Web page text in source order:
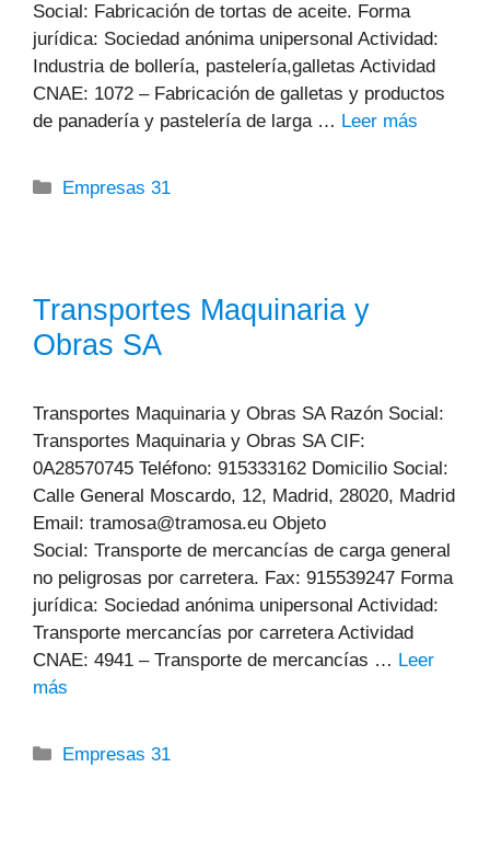
Social: Fabricación de tortas de aceite. Forma
jurídica: Sociedad anónima unipersonal Actividad:
Industria de bollería, pastelería,galletas Actividad
CNAE: 1072 – Fabricación de galletas y productos
de panadería y pastelería de larga … Leer más
Categorías
Empresas 31
Transportes Maquinaria y
Obras SA
Transportes Maquinaria y Obras SA Razón Social:
Transportes Maquinaria y Obras SA CIF:
0A28570745 Teléfono: 915333162 Domicilio Social:
Calle General Moscardo, 12, Madrid, 28020, Madrid
Email: tramosa@tramosa.eu Objeto
Social: Transporte de mercancías de carga general
no peligrosas por carretera. Fax: 915539247 Forma
jurídica: Sociedad anónima unipersonal Actividad:
Transporte mercancías por carretera Actividad
CNAE: 4941 – Transporte de mercancías … Leer
más
Categorías
Empresas 31